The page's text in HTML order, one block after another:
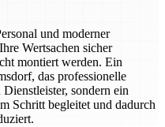
und moderner
Wertsachen sicher
montiert werden. Ein
das professionelle
sondern ein
Schritt begleitet und dadurch